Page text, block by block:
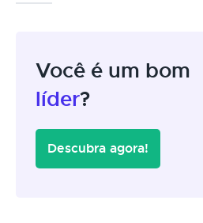
Você é um bom
líder?
Descubra agora!